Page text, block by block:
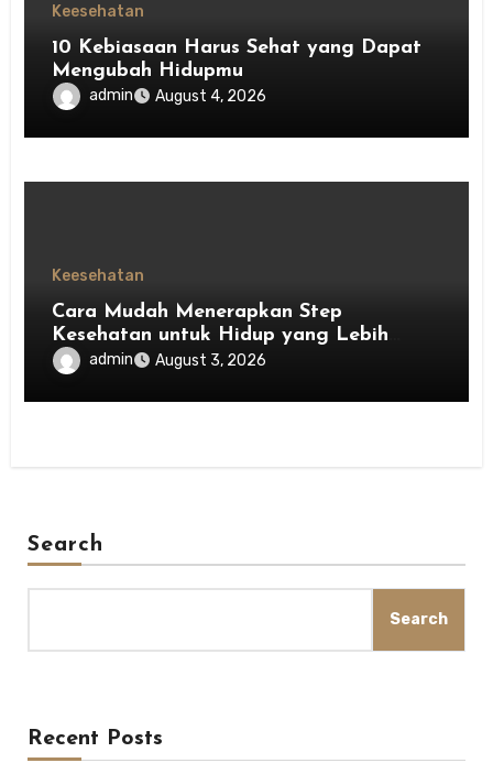
Keesehatan
10 Kebiasaan Harus Sehat yang Dapat
Mengubah Hidupmu
admin August 4, 2026
Keesehatan
Cara Mudah Menerapkan Step
Kesehatan untuk Hidup yang Lebih
Bahagia
admin August 3, 2026
Search
Search
Recent Posts